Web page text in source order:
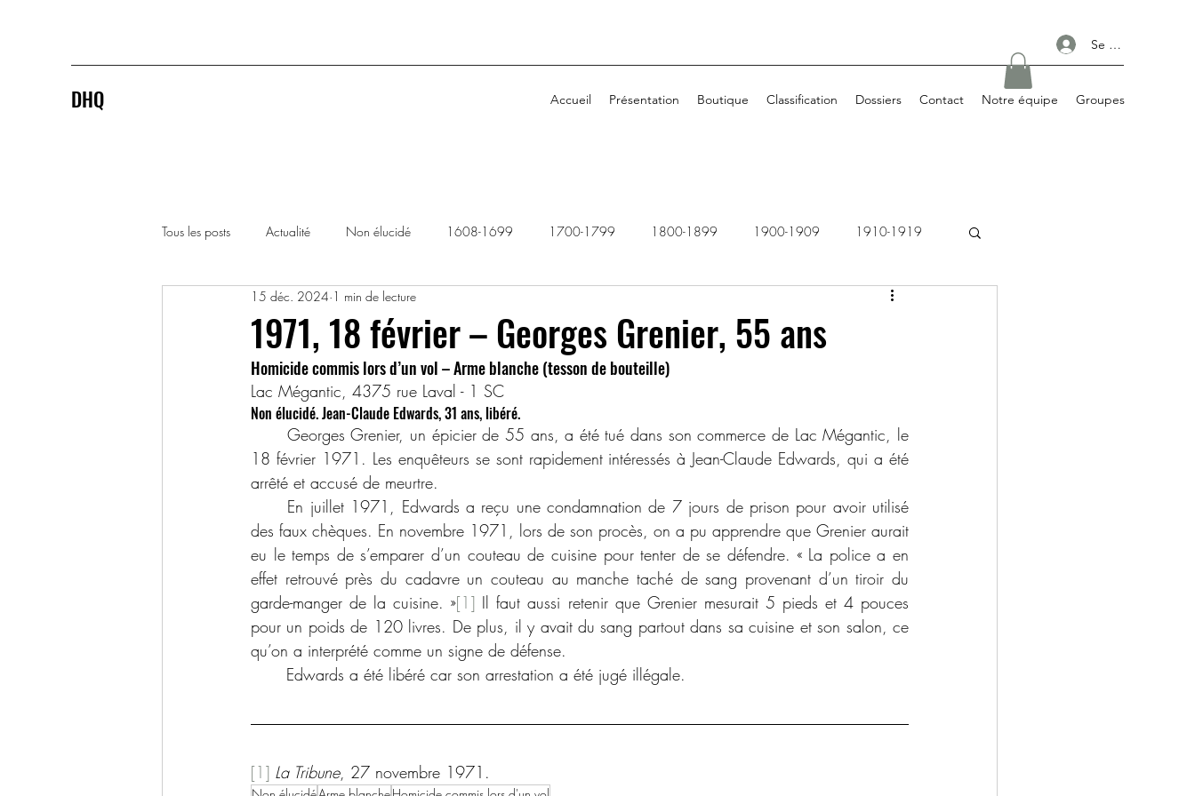
Se connecter
DHQ Accueil Présentation Boutique Classification Dossiers Contact Notre équipe Groupes
Tous les posts Actualité Non élucidé 1608-1699 1700-1799 1800-1899 1900-1909 1910-1919
1920-1929 1930-1939 1940-1949
1990-1999 2000-2009 2010-2019 2020-2029 Dossiers rejetés
1971, 18 février – Georges Grenier, 55 ans
15 déc. 2024 1 min de lecture
Homicide commis lors d’un vol – Arme blanche (tesson de bouteille)
Lac Mégantic, 4375 rue Laval - 1 SC
Non élucidé. Jean-Claude Edwards, 31 ans, libéré.
18 février 1971. Les enquêteurs se sont rapidement intéressés à Jean-Claude Edwards, qui a été
arrêté et accusé de meurtre.
des faux chèques. En novembre 1971, lors de son procès, on a pu apprendre que Grenier aurait
eu le temps de s’emparer d’un couteau de cuisine pour tenter de se défendre. « La police a en
effet retrouvé près du cadavre un couteau au manche taché de sang provenant d’un tiroir du
garde-manger de la cuisine. »[1] Il faut aussi retenir que Grenier mesurait 5 pieds et 4 pouces
pour un poids de 120 livres. De plus, il y avait du sang partout dans sa cuisine et son salon, ce
qu’on a interprété comme un signe de défense.
	Edwards a été libéré car son arrestation a été jugé illégale.
[1] La Tribune, 27 novembre 1971.